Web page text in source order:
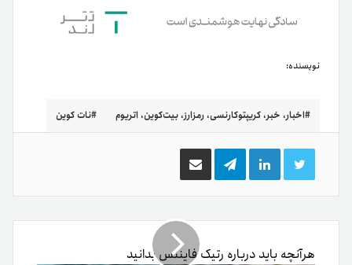
نویسنده:
اخبار، خبر، کریپتوکارنسی، رمزارز، بیت‌کوین، اتریوم نات کوین
توییتر لینکدینتلگرام اشتراک
گذاری
ایمیل
هرآنچه باید درباره رتیک فایننس بدانید